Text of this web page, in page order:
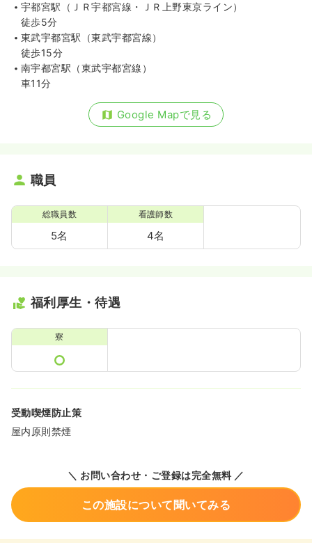
宇都宮駅（ＪＲ宇都宮線・ＪＲ上野東京ライン）
徒歩5分
東武宇都宮駅（東武宇都宮線）
徒歩15分
南宇都宮駅（東武宇都宮線）
車11分
Google Mapで見る
職員
総職員数
5名
看護師数
4名
福利厚生・待遇
寮
受動喫煙防止策
屋内原則禁煙
＼ お問い合わせ・ご登録は完全無料 ／
この施設について聞いてみる